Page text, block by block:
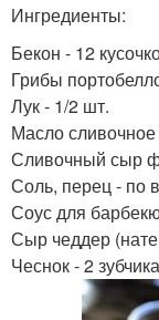
Ингредиенты:
Бекон - 12
Грибы
Лук - 1/2 шт.
Масло сливочное
Сливочный сыр
Соль, перец - по
Соус для
Сыр чеддер
Чеснок - 2